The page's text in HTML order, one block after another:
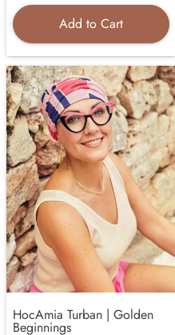
Add to Cart
HocAmia Turban | Golden
Beginnings